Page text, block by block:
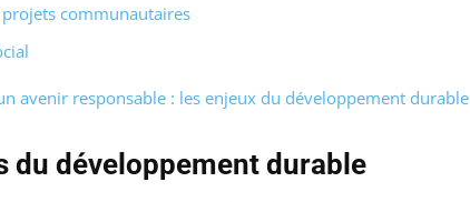
communautaires
avenir responsable : les enjeux du développement durable
du développement durable